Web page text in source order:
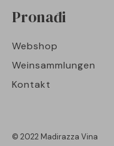
Pronađi
Webshop
Weinsammlungen
Kontakt
© 2022 Madirazza Vina